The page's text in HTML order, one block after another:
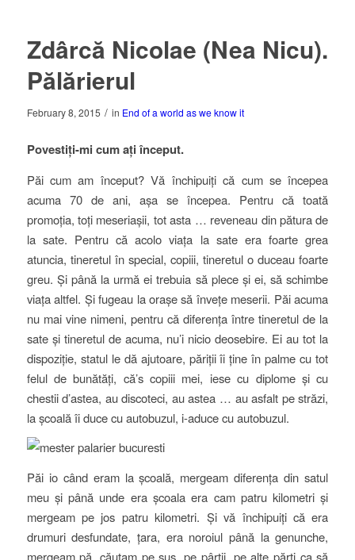
Zdârcă Nicolae (Nea Nicu).
Pălărierul
February 8, 2015 / in End of a world as we know it
Povestiți-mi cum ați început.
Păi cum am început? Vă închipuiți că cum se începea
acuma 70 de ani, așa se începea. Pentru că toată
promoția, toți meseriașii, tot asta … reveneau din pătura de
la sate. Pentru că acolo viața la sate era foarte grea
atuncia, tineretul în special, copiii, tineretul o duceau foarte
greu. Și până la urmă ei trebuia să plece și ei, să schimbe
viața altfel. Și fugeau la orașe să învețe meserii. Păi acuma
nu mai vine nimeni, pentru că diferența între tineretul de la
sate și tineretul de acuma, nu’i nicio deosebire. Ei au tot la
dispoziție, statul le dă ajutoare, păriții îi ține în palme cu tot
felul de bunătăți, că’s copiii mei, iese cu diplome și cu
chestii d’astea, au discoteci, au astea … au asfalt pe străzi,
la școală îi duce cu autobuzul, i-aduce cu autobuzul.
Păi io când eram la școală, mergeam diferența din satul
meu și până unde era școala era cam patru kilometri și
mergeam pe jos patru kilometri. Și vă închipuiți că era
drumuri desfundate, țara, era noroiul până la genunche,
mergeam pă, căutam pe sus, pe pârtii, pe alte părți ca să